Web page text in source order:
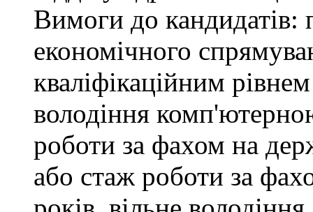
Вимоги до кандидатів:
економічного
кваліфікаційним
володіння
роботи за фахом на
або стаж роботи за